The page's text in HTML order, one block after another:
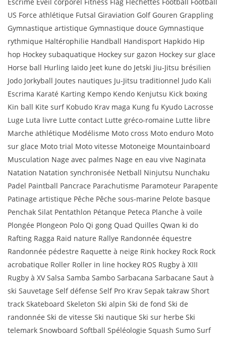
US Force athlétique Futsal Giraviation Golf Gouren Grappling
Gymnastique artistique Gymnastique douce Gymnastique
rythmique Haltérophilie Handball Handisport Hapkido Hip
hop Hockey subaquatique Hockey sur gazon Hockey sur glace
Horse ball Hurling Iaïdo Jeet kune do Jetski Jiu-Jitsu brésilien
Jodo Jorkyball Joutes nautiques Ju-Jitsu traditionnel Judo Kali
Escrima Karaté Karting Kempo Kendo Kenjutsu Kick boxing
Kin ball Kite surf Kobudo Krav maga Kung fu Kyudo Lacrosse
Luge Luta livre Lutte contact Lutte gréco-romaine Lutte libre
Marche athlétique Modélisme Moto cross Moto enduro Moto
sur glace Moto trial Moto vitesse Motoneige Mountainboard
Musculation Nage avec palmes Nage en eau vive Naginata
Natation Natation synchronisée Netball Ninjutsu Nunchaku
Padel Paintball Pancrace Parachutisme Paramoteur Parapente
Patinage artistique Pêche Pêche sous-marine Pelote basque
Penchak Silat Pentathlon Pétanque Peteca Planche à voile
Plongée Plongeon Polo Qi gong Quad Quilles Qwan ki do
Rafting Ragga Raid nature Rallye Randonnée équestre
Randonnée pédestre Raquette à neige Rink hockey Rock Rock
acrobatique Roller Roller in line hockey ROS Rugby à XIII
Rugby à XV Salsa Samba Sambo Sarbacana Sarbacane Saut à
ski Sauvetage Self défense Self Pro Krav Sepak takraw Short
track Skateboard Skeleton Ski alpin Ski de fond Ski de
randonnée Ski de vitesse Ski nautique Ski sur herbe Ski
telemark Snowboard Softball Spéléologie Squash Sumo Surf